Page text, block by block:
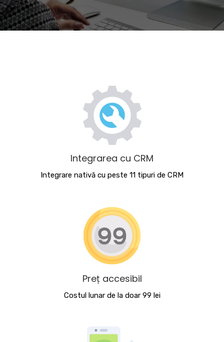
Integrarea cu CRM
Integrare nativă cu peste 11 tipuri de CRM
Preț accesibil
Costul lunar de la doar 99 lei